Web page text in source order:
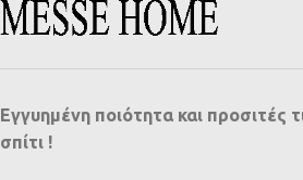
Εγγυημένη ποιότητα και προσιτές
σπίτι !